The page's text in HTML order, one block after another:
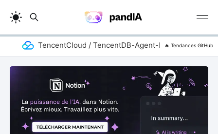
TencentCloud / TencentDB-Agent-Memory🔥 Tendances GitHub